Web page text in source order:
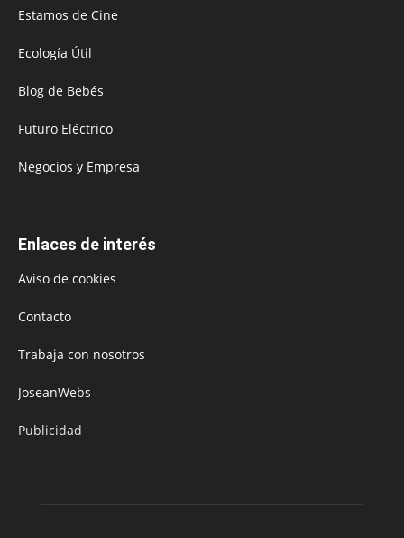
Estamos de Cine
Ecología Útil
Blog de Bebés
Futuro Eléctrico
Negocios y Empresa
Enlaces de interés
Aviso de cookies
Contacto
Trabaja con nosotros
JoseanWebs
Publicidad